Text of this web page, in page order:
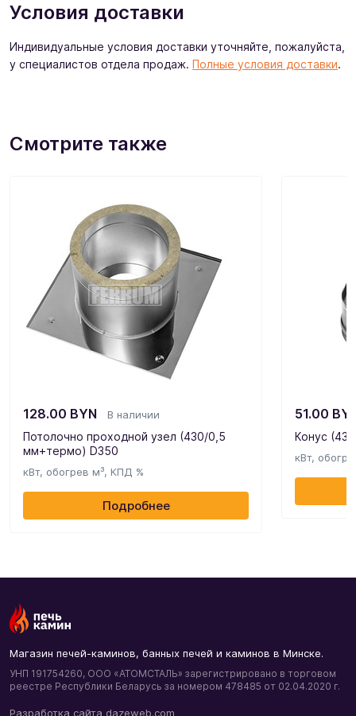
Условия доставки
Индивидуальные условия доставки уточняйте, пожалуйста,
у специалистов отдела продаж. Полные условия доставки.
Смотрите также
128.00 BYN В наличии
Потолочно проходной узел (430/0,5
мм+термо) D350
кВт, обогрев м³, КПД %
Подробнее
51.00
Конус
кВт,
Магазин печей-каминов, банных печей и каминов в Минске.
УНП 191754260, ООО «АТОМСТАЛЬ» зарегистрировано в торговом
реестре Республики Беларусь за номером 478485 от 02.04.2020 г.
Разработка сайта dazeweb.com